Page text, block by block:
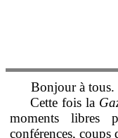
Bonjour à tous.
Cette fois la
moments libres
conférences,